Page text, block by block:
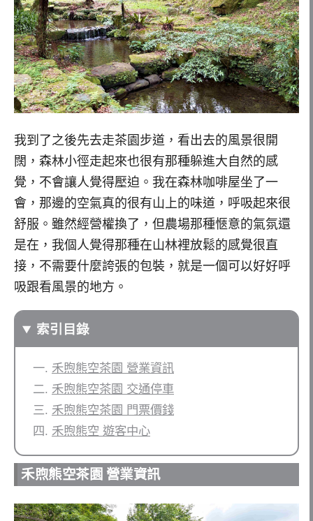
我到了之後先去走茶園步道，看出去的風景很開
闊，森林小徑走起來也很有那種躲進大自然的感
覺，不會讓人覺得壓迫。我在森林咖啡屋坐了一
會，那邊的空氣真的很有山上的味道，呼吸起來很
舒服。雖然經營權換了，但農場那種愜意的氣氛還
是在，我個人覺得那種在山林裡放鬆的感覺很直
接，不需要什麼誇張的包裝，就是一個可以好好呼
吸跟看風景的地方。
索引目錄
禾煦熊空茶園 營業資訊
禾煦熊空茶園 交通停車
禾煦熊空茶園 門票價錢
禾煦熊空 遊客中心
禾煦熊空茶園 營業資訊